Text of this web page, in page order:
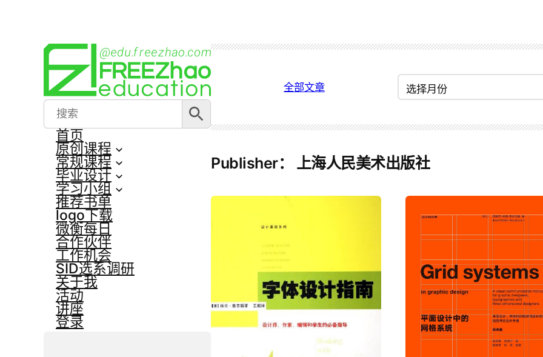
Search
for:
搜索按钮
首页
原创课程
常规课程
毕业设计
学习小组
推荐书单
logo下载
微衡每日
合作伙伴
工作机会
SID选系调研
关于我
活动
讲座
登录
全部文章
归
档
Publisher： 上海人民美术出版社